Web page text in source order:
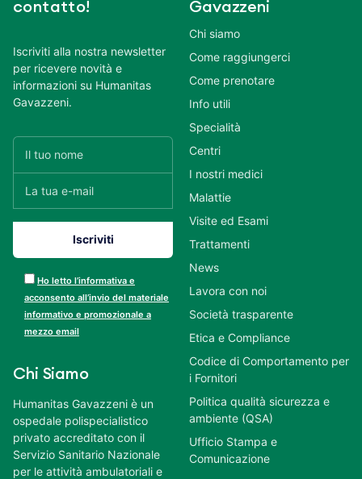
contatto!
Iscriviti alla nostra newsletter
per ricevere novità e
informazioni su Humanitas
Gavazzeni.
Ho letto l’informativa e
acconsento all’invio del materiale
informativo e promozionale a
mezzo email
Chi Siamo
Humanitas Gavazzeni è un
ospedale polispecialistico
privato accreditato con il
Servizio Sanitario Nazionale
per le attività ambulatoriali e
Gavazzeni
Chi siamo
Come raggiungerci
Come prenotare
Info utili
Specialità
Centri
I nostri medici
Malattie
Visite ed Esami
Trattamenti
News
Lavora con noi
Società trasparente
Etica e Compliance
Codice di Comportamento per
i Fornitori
Politica qualità sicurezza e
ambiente (QSA)
Ufficio Stampa e
Comunicazione